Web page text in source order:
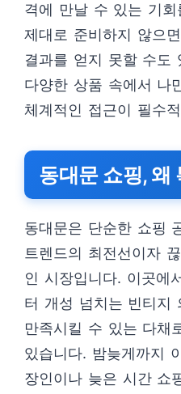
격에 만날 수 있는 기
제대로 준비하지 않으
결과를 얻지 못할 수도
다양한 상품 속에서 나
체계적인 접근이 필수
동대문 쇼핑, 왜
동대문은 단순한 쇼핑
트렌드의 최전선이자
인 시장입니다. 이곳에
터 개성 넘치는 빈티지
만족시킬 수 있는 다채
있습니다. 밤늦게까지
장인이나 늦은 시간 쇼